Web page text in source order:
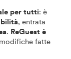
per tutti: è
, entrata
. ReGuest è
fatte